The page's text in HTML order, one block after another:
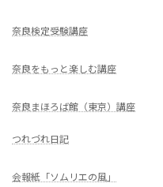
奈良検定受験講座
奈良をもっと楽しむ講座
奈良まほろば館（東京）講座
つれづれ日記
会報紙「ソムリエの風」